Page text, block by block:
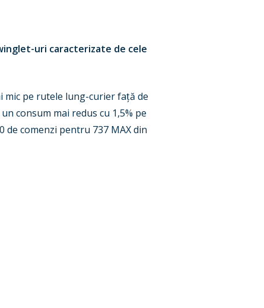
uri caracterizate de cele
mic pe rutele lung-curier față de
consum mai redus cu 1,5% pe
de comenzi pentru 737 MAX din